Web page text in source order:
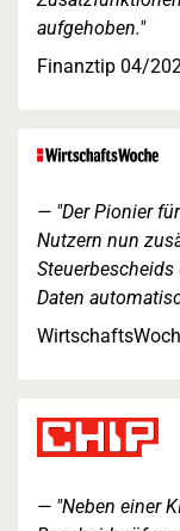
aufgehoben."
Finanztip 04/
"Der Pionier
Nutzern nun
Daten
"Neben einer